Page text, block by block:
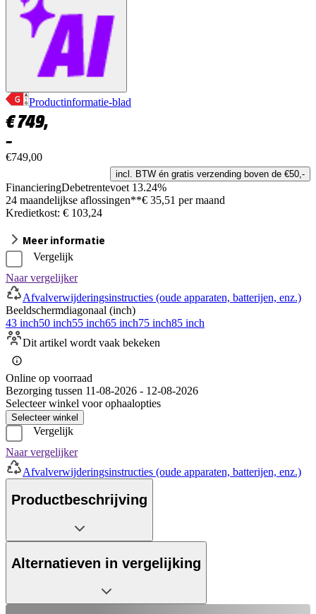
Productinformatie-blad
€749,
–
€749,00
incl. BTW én gratis verzending boven de €50,-
FinancieringDebetrentevoet 13.24%
24 maandelijkse aflossingen**€ 35,51 per maand
Kredietkost: € 103,24
Meer informatie
Vergelijk
Naar vergelijker
Afvalverwijderingsinstructies (oude apparaten, batterijen, enz.)
Beeldschermdiagonaal (inch)
43 inch50 inch55 inch65 inch75 inch85 inch
Dit artikel wordt vaak bekeken
Online op voorraad
Bezorging tussen 11-08-2026 - 12-08-2026
Selecteer winkel voor ophaalopties
Selecteer winkel
Vergelijk
Naar vergelijker
Afvalverwijderingsinstructies (oude apparaten, batterijen, enz.)
Productbeschrijving
Alternatieven in vergelijking